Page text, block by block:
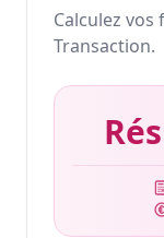
Calculez vos
Transaction.